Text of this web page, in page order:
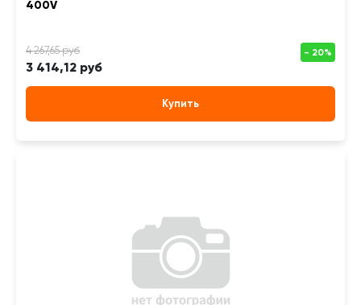
400V
3 414,12 руб
Купить